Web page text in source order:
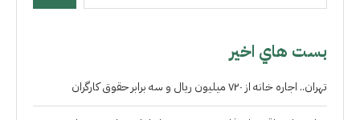
بست هاي اخير
تهران.. اجاره خانه از ۷۲۰ میلیون ریال و سه برابر حقوق کارگران